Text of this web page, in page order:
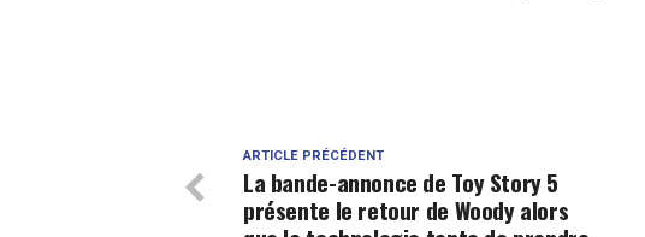
ARTICLE PRÉCÉDENT
La bande-annonce de Toy Story 5
présente le retour de Woody alors